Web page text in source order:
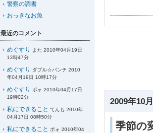
2009年10
季節の
警察の調書
おっきなお魚
最近のコメント
めぐすり よた 2010年04月19日
13時47分
めぐすり
ダブル☆パンチ 2010
年04月19日 10時17分
めぐすり
ポォ 2010年04月17日
19時02分
私にできること てんも 2010年
04月17日 08時50分
私にできること ポォ 2010年04